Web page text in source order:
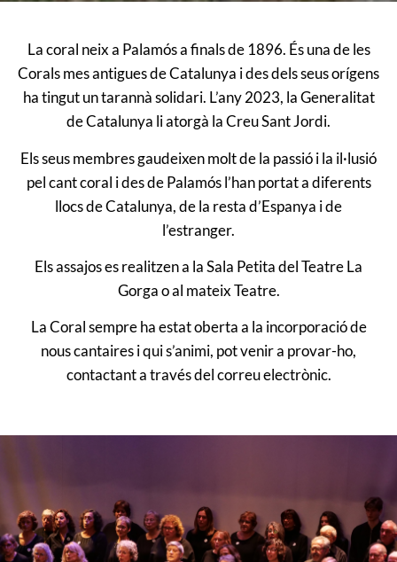
La coral neix a Palamós a finals de 1896. És una de les
Corals mes antigues de Catalunya i des dels seus orígens
ha tingut un tarannà solidari. L’any 2023, la Generalitat
de Catalunya li atorgà la Creu Sant Jordi.
Els seus membres gaudeixen molt de la passió i la il·lusió
pel cant coral i des de Palamós l’han portat a diferents
llocs de Catalunya, de la resta d’Espanya i de
l’estranger.
Els assajos es realitzen a la Sala Petita del Teatre La
Gorga o al mateix Teatre.
La Coral sempre ha estat oberta a la incorporació de
nous cantaires i qui s’animi, pot venir a provar-ho,
contactant a través del correu electrònic.